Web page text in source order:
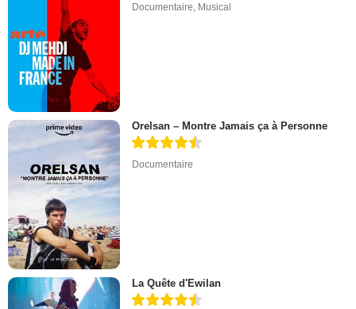
Documentaire Musical
Orelsan – Montre Jamais ça à Personne
Documentaire
La Quête d'Ewilan